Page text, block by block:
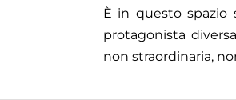
È in questo spazio
protagonista
non straordinaria,